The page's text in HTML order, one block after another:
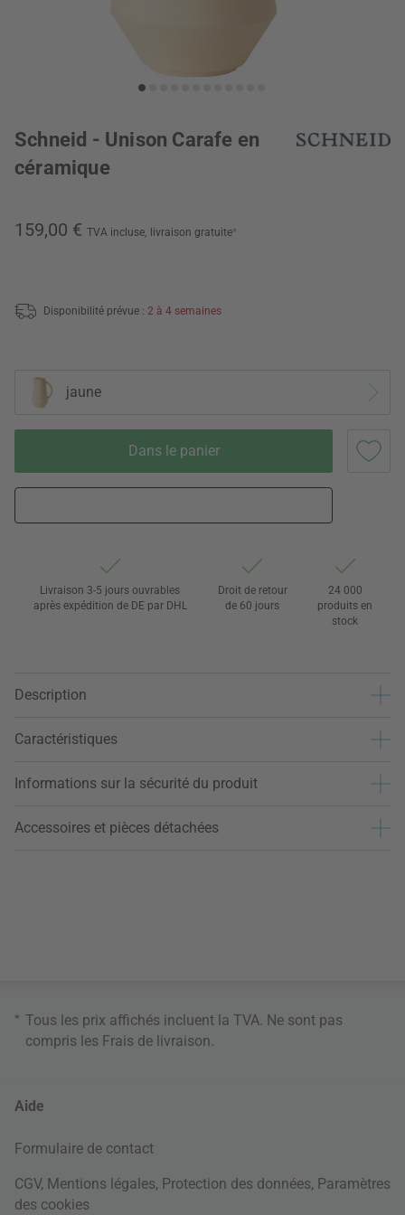
Schneid - Unison Carafe en
céramique
159,00 € TVA incluse, livraison gratuite*
Disponibilité prévue : 2 à 4 semaines
jaune
Dans le panier
Livraison 3-5 jours ouvrables
après expédition de DE par DHL
Droit de retour
de 60 jours
24 000
produits en
stock
Description
Caractéristiques
Informations sur la sécurité du produit
Accessoires et pièces détachées
* Tous les prix affichés incluent la TVA. Ne sont pas
compris les Frais de livraison
Aide
Formulaire de contact
CGV, Mentions légales, Protection des données, Paramètres
des cookies